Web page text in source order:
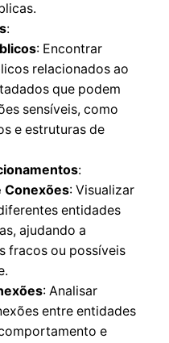
:
: Encontrar
relacionados ao
que podem
sensíveis, como
e estruturas de
:
Conexões: Visualizar
entidades
ajudando a
fracos ou possíveis
: Analisar
entre entidades
e